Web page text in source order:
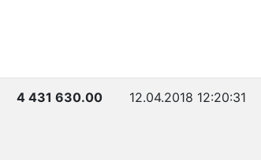
4 431 630.00 12.04.2018 12:20:31